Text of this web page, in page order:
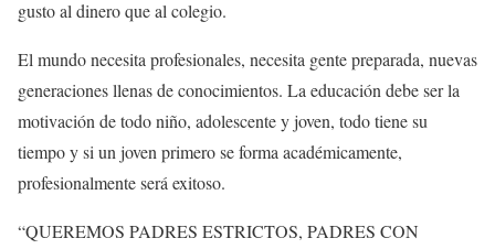
gusto al dinero que al colegio.
El mundo necesita profesionales, necesita gente preparada, nuevas
generaciones llenas de conocimientos. La educación debe ser la
motivación de todo niño, adolescente y joven, todo tiene su
tiempo y si un joven primero se forma académicamente,
profesionalmente será exitoso.
“QUEREMOS PADRES ESTRICTOS, PADRES CON